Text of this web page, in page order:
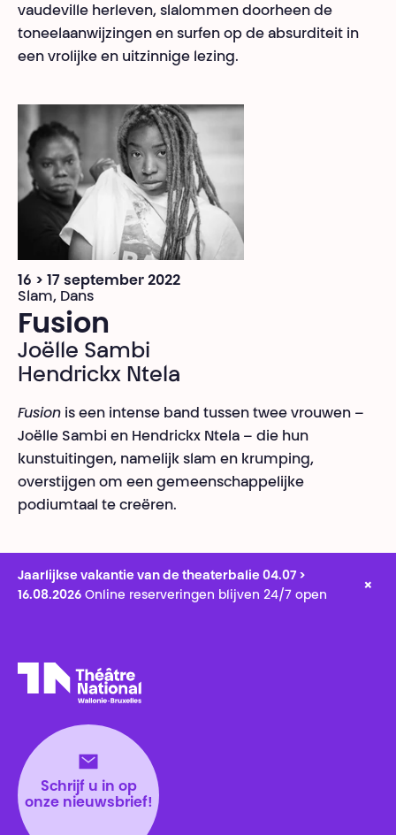
vaudeville herleven, slalommen doorheen de
toneelaanwijzingen en surfen op de absurditeit in
een vrolijke en uitzinnige lezing.
16 > 17 september 2022
Slam, Dans
Fusion
Joëlle Sambi
Hendrickx Ntela
Fusion is een intense band tussen twee vrouwen –
Joëlle Sambi en Hendrickx Ntela – die hun
kunstuitingen, namelijk slam en krumping,
overstijgen om een gemeenschappelijke
podiumtaal te creëren.
Jaarlijkse vakantie van de theaterbalie 04.07 >
16.08.2026 Online reserveringen blijven 24/7 open
×
Schrijf u in op
onze nieuwsbrief!